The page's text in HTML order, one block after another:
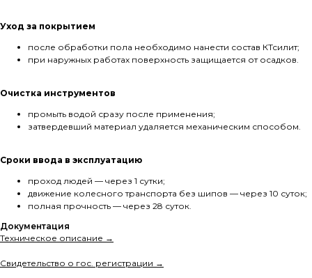
Уход за покрытием
после обработки пола необходимо нанести состав КТсилит;
при наружных работах поверхность защищается от осадков.
Очистка инструментов
промыть водой сразу после применения;
затвердевший материал удаляется механическим способом.
Сроки ввода в эксплуатацию
проход людей — через 1 сутки;
движение колесного транспорта без шипов — через 10 суток;
полная прочность — через 28 суток.
Документация
Техническое описание →
Свидетельство о гос. регистрации →